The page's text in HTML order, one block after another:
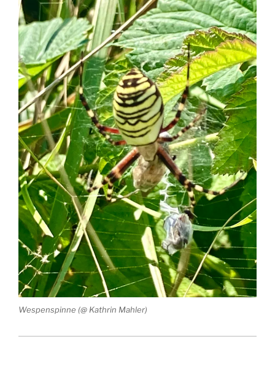
Wespenspinne (@ Kathrin Mahler)